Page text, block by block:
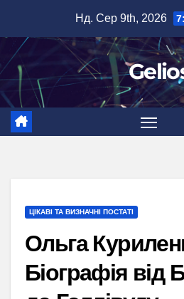
вмісту
Нд. Сер 9th, 2026
ЦІКАВІ ТА ВИЗНАЧНІ ПОСТАТІ
Ольга
Біографія від